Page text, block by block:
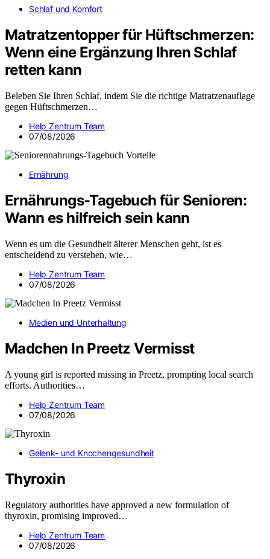
Schlaf und Komfort
Matratzentopper für Hüftschmerzen:
Wenn eine Ergänzung Ihren Schlaf
retten kann
Beleben Sie Ihren Schlaf, indem Sie die richtige Matratzenauflage
gegen Hüftschmerzen…
Help Zentrum Team
07/08/2026
Ernährung
Ernährungs-Tagebuch für Senioren:
Wann es hilfreich sein kann
Wenn es um die Gesundheit älterer Menschen geht, ist es
entscheidend zu verstehen, wie…
Help Zentrum Team
07/08/2026
Medien und Unterhaltung
Madchen In Preetz Vermisst
A young girl is reported missing in Preetz, prompting local search
efforts. Authorities…
Help Zentrum Team
07/08/2026
Gelenk- und Knochengesundheit
Thyroxin
Regulatory authorities have approved a new formulation of
thyroxin, promising improved…
Help Zentrum Team
07/08/2026